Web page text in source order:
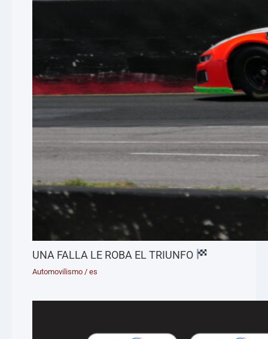
UNA FALLA LE ROBA EL TRIUNFO
Automovilismo /es